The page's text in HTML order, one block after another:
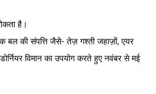
है।
बल की संपत्ति जैसे- तेज़ गश्ती जहाज़ों, एयर
विमान का उपयोग करते हुए नवंबर से मई